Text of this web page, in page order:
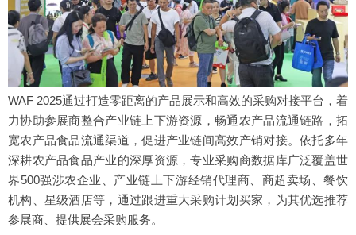
WAF 2025通过打造零距离的产品展示和高效的采购对接平台，着
力协助参展商整合产业链上下游资源，畅通农产品流通链路，拓
宽农产品食品流通渠道，促进产业链间高效产销对接。依托多年
深耕农产品食品产业的深厚资源，专业采购商数据库广泛覆盖世
界500强涉农企业、产业链上下游经销代理商、商超卖场、餐饮
机构、星级酒店等，通过跟进重大采购计划买家，为其优选推荐
参展商、提供展会采购服务。